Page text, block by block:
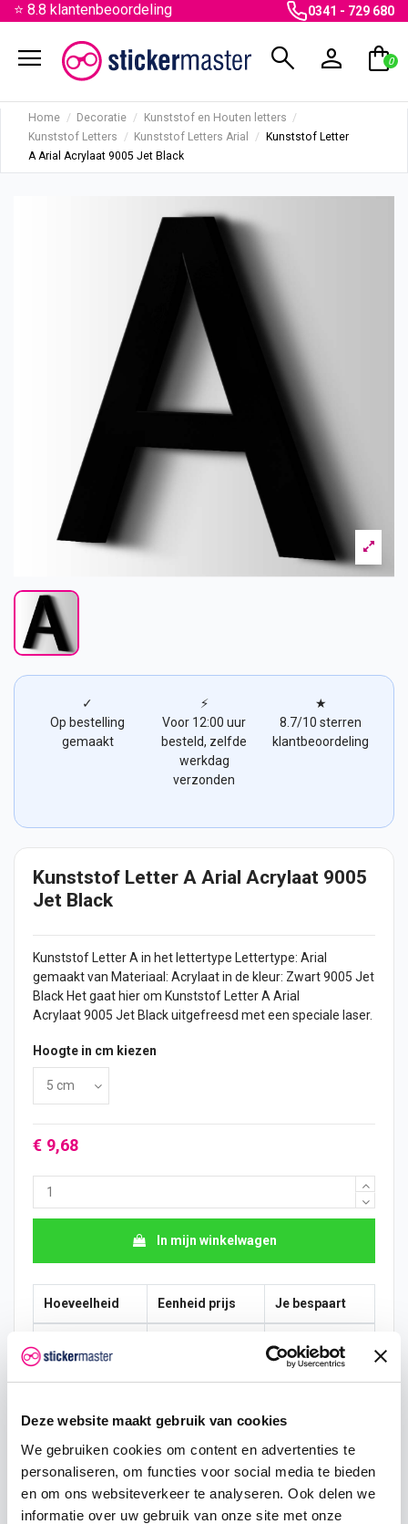
Deze website maakt gebruik van cookies
We gebruiken cookies om content en advertenties te
personaliseren, om functies voor social media te bieden
en om ons websiteverkeer te analyseren. Ook delen we
informatie over uw gebruik van onze site met onze
⭐ 8.8 klantenbeoordeling 0341 - 729 680
menu search person shopping_bag
0
Home Decoratie
Kunststof en Houten letters
Kunststof Letters
Kunststof Letters Arial
Kunststof Letter
A Arial Acrylaat 9005 Jet Black
✓
Op bestelling
gemaakt
⚡
Voor 12:00 uur
besteld, zelfde
werkdag
verzonden
★
8.7/10 sterren
klantbeoordeling
Kunststof Letter A Arial Acrylaat 9005
Jet Black
Kunststof Letter A in het lettertype Lettertype: Arial
gemaakt van Materiaal: Acrylaat in de kleur: Zwart 9005 Jet
Black Het gaat hier om Kunststof Letter A Arial
Acrylaat 9005 Jet Black uitgefreesd met een speciale laser.
Hoogte in cm kiezen
€ 9,68
In mijn winkelwagen
Hoeveelheid Eenheid prijs Je bespaart
€ 19,36
15 € 6,78 € 43,56
25 € 6,29 € 84,70
50 € 5,81 € 193,60
100 € 5,32 € 435,60